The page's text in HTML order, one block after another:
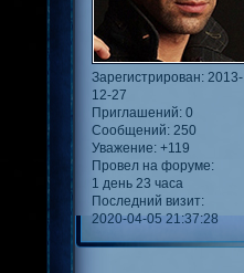
Зарегистрирован: 2013-
12-27
Приглашений: 0
Сообщений: 250
Уважение: +119
Провел на форуме:
1 день 23 часа
Последний визит:
2020-04-05 21:37:28